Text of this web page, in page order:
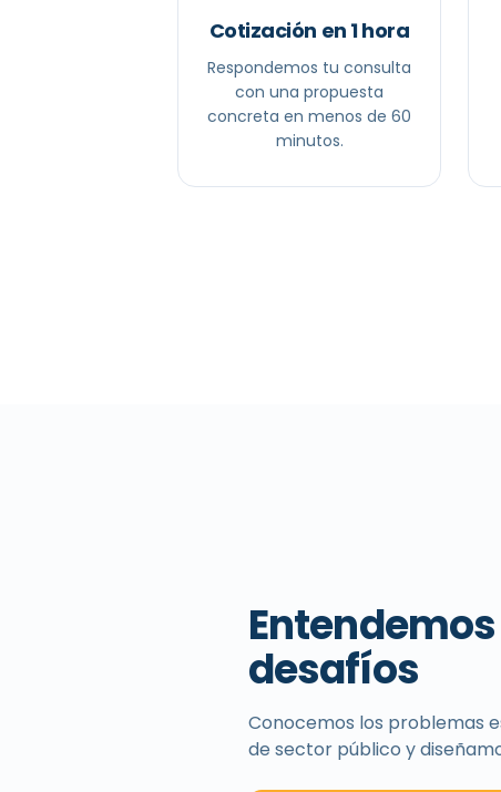
Cotización en 1 hora
Respondemos tu consulta
con una propuesta
concreta en menos de 60
minutos.
desafíos
Conocemos los problemas
de sector público y